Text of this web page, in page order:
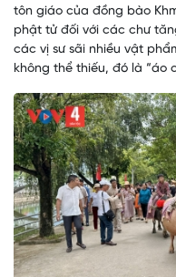
tôn giáo của đồng bào
phật tử đối với các chư
các vị sư sãi nhiều vật
không thể thiếu, đó là “áo